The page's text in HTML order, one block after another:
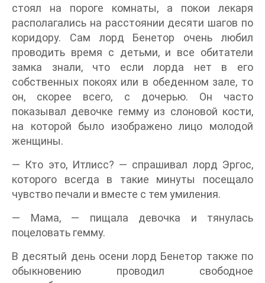
стоял на пороге комнаты, а покои лекаря
располагались на расстоянии десяти шагов по
коридору. Сам лорд Бенетор очень любил
проводить время с детьми, и все обитатели
замка знали, что если лорда нет в его
собственных покоях или в обеденном зале, то
он, скорее всего, с дочерью. Он часто
показывал девочке гемму из слоновой кости,
на которой было изображено лицо молодой
женщины.
— Кто это, Итлисс? — спрашивал лорд Эргос,
которого всегда в такие минуты посещало
чувство печали и вместе с тем умиления.
— Мама, — пищала девочка и тянулась
поцеловать гемму.
В десятый день осени лорд Бенетор также по
обыкновению проводил свободное